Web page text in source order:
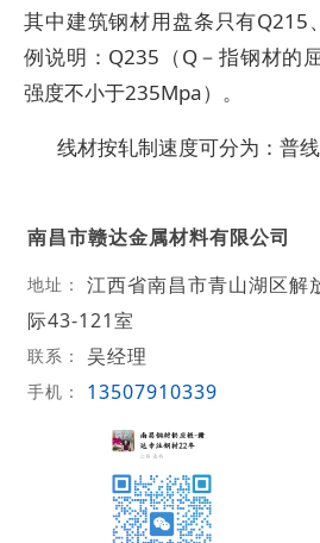
其中建筑钢材用盘条只有Q215
例说明：Q235（Q－指钢材的
强度不小于235Mpa）。
线材按轧制速度可分为：普
南昌市赣达金属材料有限公司
地址：
江西省南昌市青山湖区解
际43-121室
联系： 吴经理
手机： 13507910339